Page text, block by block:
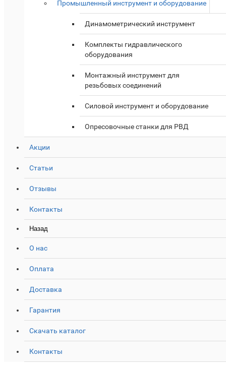
Промышленный инструмент и оборудование
Динамометрический инструмент
Комплекты гидравлического
оборудования
Монтажный инструмент для
резьбовых соединений
Силовой инструмент и оборудование
Опресовочные станки для РВД
Акции
Статьи
Отзывы
Контакты
Назад
О нас
Оплата
Доставка
Гарантия
Скачать каталог
Контакты